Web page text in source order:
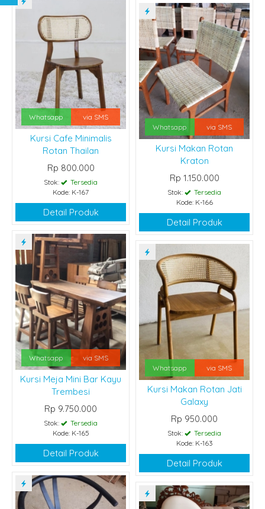
Whatsapp via SMS
Kursi Cafe Minimalis
Rotan Thailan
Rp 800.000
Stok:
Tersedia
Kode: K-167
Detail Produk
Whatsapp via SMS
Kursi Makan Rotan
Kraton
Rp 1.150.000
Stok:
Tersedia
Kode: K-166
Detail Produk
Whatsapp via SMS
Kursi Meja Mini Bar Kayu
Trembesi
Rp 9.750.000
Stok:
Tersedia
Kode: K-165
Detail Produk
Whatsapp via SMS
Kursi Makan Rotan Jati
Galaxy
Rp 950.000
Stok:
Tersedia
Kode: K-163
Detail Produk